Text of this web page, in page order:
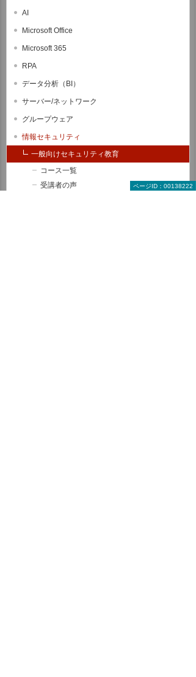
ページID：00138222
AI
Microsoft Office
Microsoft 365
RPA
データ分析（BI）
サーバー/ネットワーク
グループウェア
情報セキュリティ
一般向けセキュリティ教育
コース一覧
受講者の声